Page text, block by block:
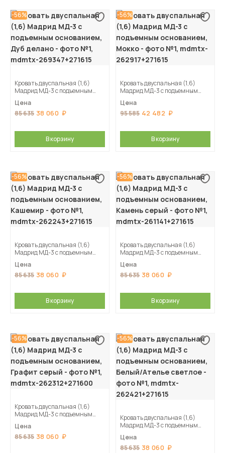
-56%
Кровать двуспальная (1,6)
Мадрид МД-3 с подъемным
Цена
85 635 38 060
В корзину
-56%
Кровать двуспальная (1,6)
Мадрид МД-3 с подъемным
Цена
95 585 42 482
В корзину
-56%
Кровать двуспальная (1,6)
Мадрид МД-3 с подъемным
Цена
85 635 38 060
В корзину
-56%
Кровать двуспальная (1,6)
Мадрид МД-3 с подъемным
Цена
85 635 38 060
В корзину
-56%
Кровать двуспальная (1,6)
Мадрид МД-3 с подъемным
Цена
85 635 38 060
-56%
Кровать двуспальная (1,6)
Мадрид МД-3 с подъемным
светлое
Цена
85 635 38 060